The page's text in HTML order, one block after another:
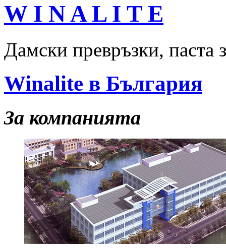
W I N A L I T E
Дамски превръзки, паста
Winalite в България
За компанията